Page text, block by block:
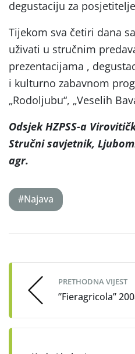
degustaciju za
Tijekom sva četiri dana
uživati u stručnim
prezentacijama ,
i kulturno zabavnom
„Rodoljubu“, „Veselih
Odsjek HZPSS-a
Stručni savjetnik,
agr.
#Najava
navigation
PRETHODNA VIJEST
”Fieragricola”